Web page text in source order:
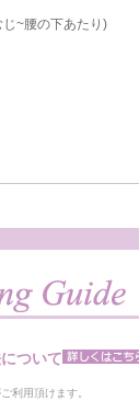
~腰の下あたり)
ついて
利用頂けます。